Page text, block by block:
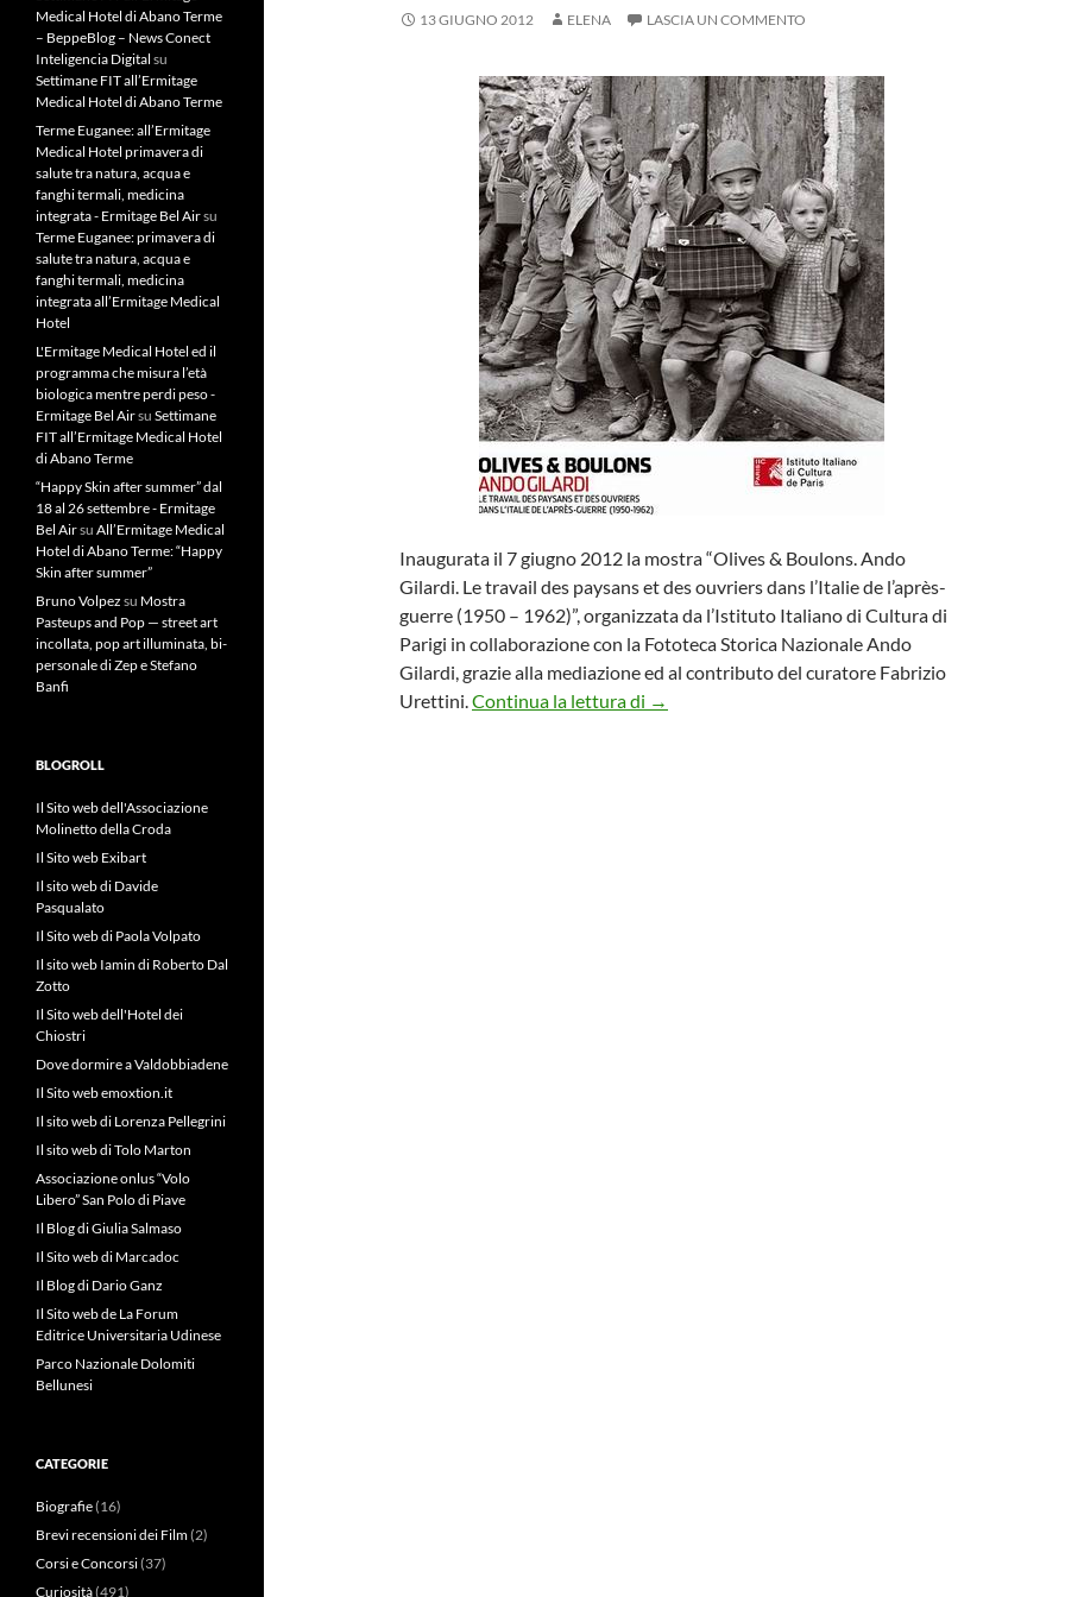
13 GIUGNO 2012 ELENA LASCIA UN COMMENTO
Inaugurata il 7 giugno 2012 la mostra “Olives & Boulons. Ando
Gilardi. Le travail des paysans et des ouvriers dans l’Italie de l’après-
guerre (1950 – 1962)”, organizzata da l’Istituto Italiano di Cultura di
Parigi in collaborazione con la Fototeca Storica Nazionale Ando
Gilardi, grazie alla mediazione ed al contributo del curatore Fabrizio
Urettini.Continua la lettura di “Olive e bulloni. Il lavoro di contadini e operai
→
Medical Hotel di Abano Terme
– BeppeBlog – News Conect
Inteligencia Digital su
Settimane FIT all’Ermitage
Medical Hotel di Abano Terme
Terme Euganee: all’Ermitage
Medical Hotel primavera di
salute tra natura, acqua e
fanghi termali, medicina
integrata - Ermitage Bel Airsu
Terme Euganee: primavera di
salute tra natura, acqua e
fanghi termali, medicina
integrata all’Ermitage Medical
Hotel
L'Ermitage Medical Hotel ed il
programma che misura l’età
biologica mentre perdi peso -
Ermitage Bel Airsu Settimane
FIT all’Ermitage Medical Hotel
di Abano Terme
“Happy Skin after summer” dal
18 al 26 settembre - Ermitage
Bel Airsu All’Ermitage Medical
Hotel di Abano Terme: “Happy
Skin after summer”
Bruno Volpez su Mostra
Pasteups and Pop — street art
incollata, pop art illuminata, bi-
personale di Zep e Stefano
Banfi
BLOGROLL
Il Sito web dell'Associazione
Molinetto della Croda
Il Sito web Exibart
Il sito web di Davide
Pasqualato
Il Sito web di Paola Volpato
Il sito web Iamin di Roberto Dal
Zotto
Il Sito web dell'Hotel dei
Chiostri
Dove dormire a Valdobbiadene
Il Sito web emoxtion.it
Il sito web di Lorenza Pellegrini
Il sito web di Tolo Marton
Associazione onlus “Volo
Libero” San Polo di Piave
Il Blog di Giulia Salmaso
Il Sito web di Marcadoc
Il Blog di Dario Ganz
Il Sito web de La Forum
Editrice Universitaria Udinese
Parco Nazionale Dolomiti
Bellunesi
CATEGORIE
Biografie(16)
Brevi recensioni dei Film(2)
Corsi e Concorsi(37)
Curiosità(491)